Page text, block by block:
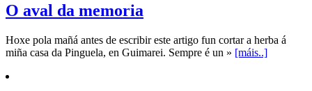
O aval da memoria
Hoxe pola mañá antes de escribir este artigo fun cortar a herba á
miña casa da Pinguela, en Guimarei. Sempre é un » [máis..]